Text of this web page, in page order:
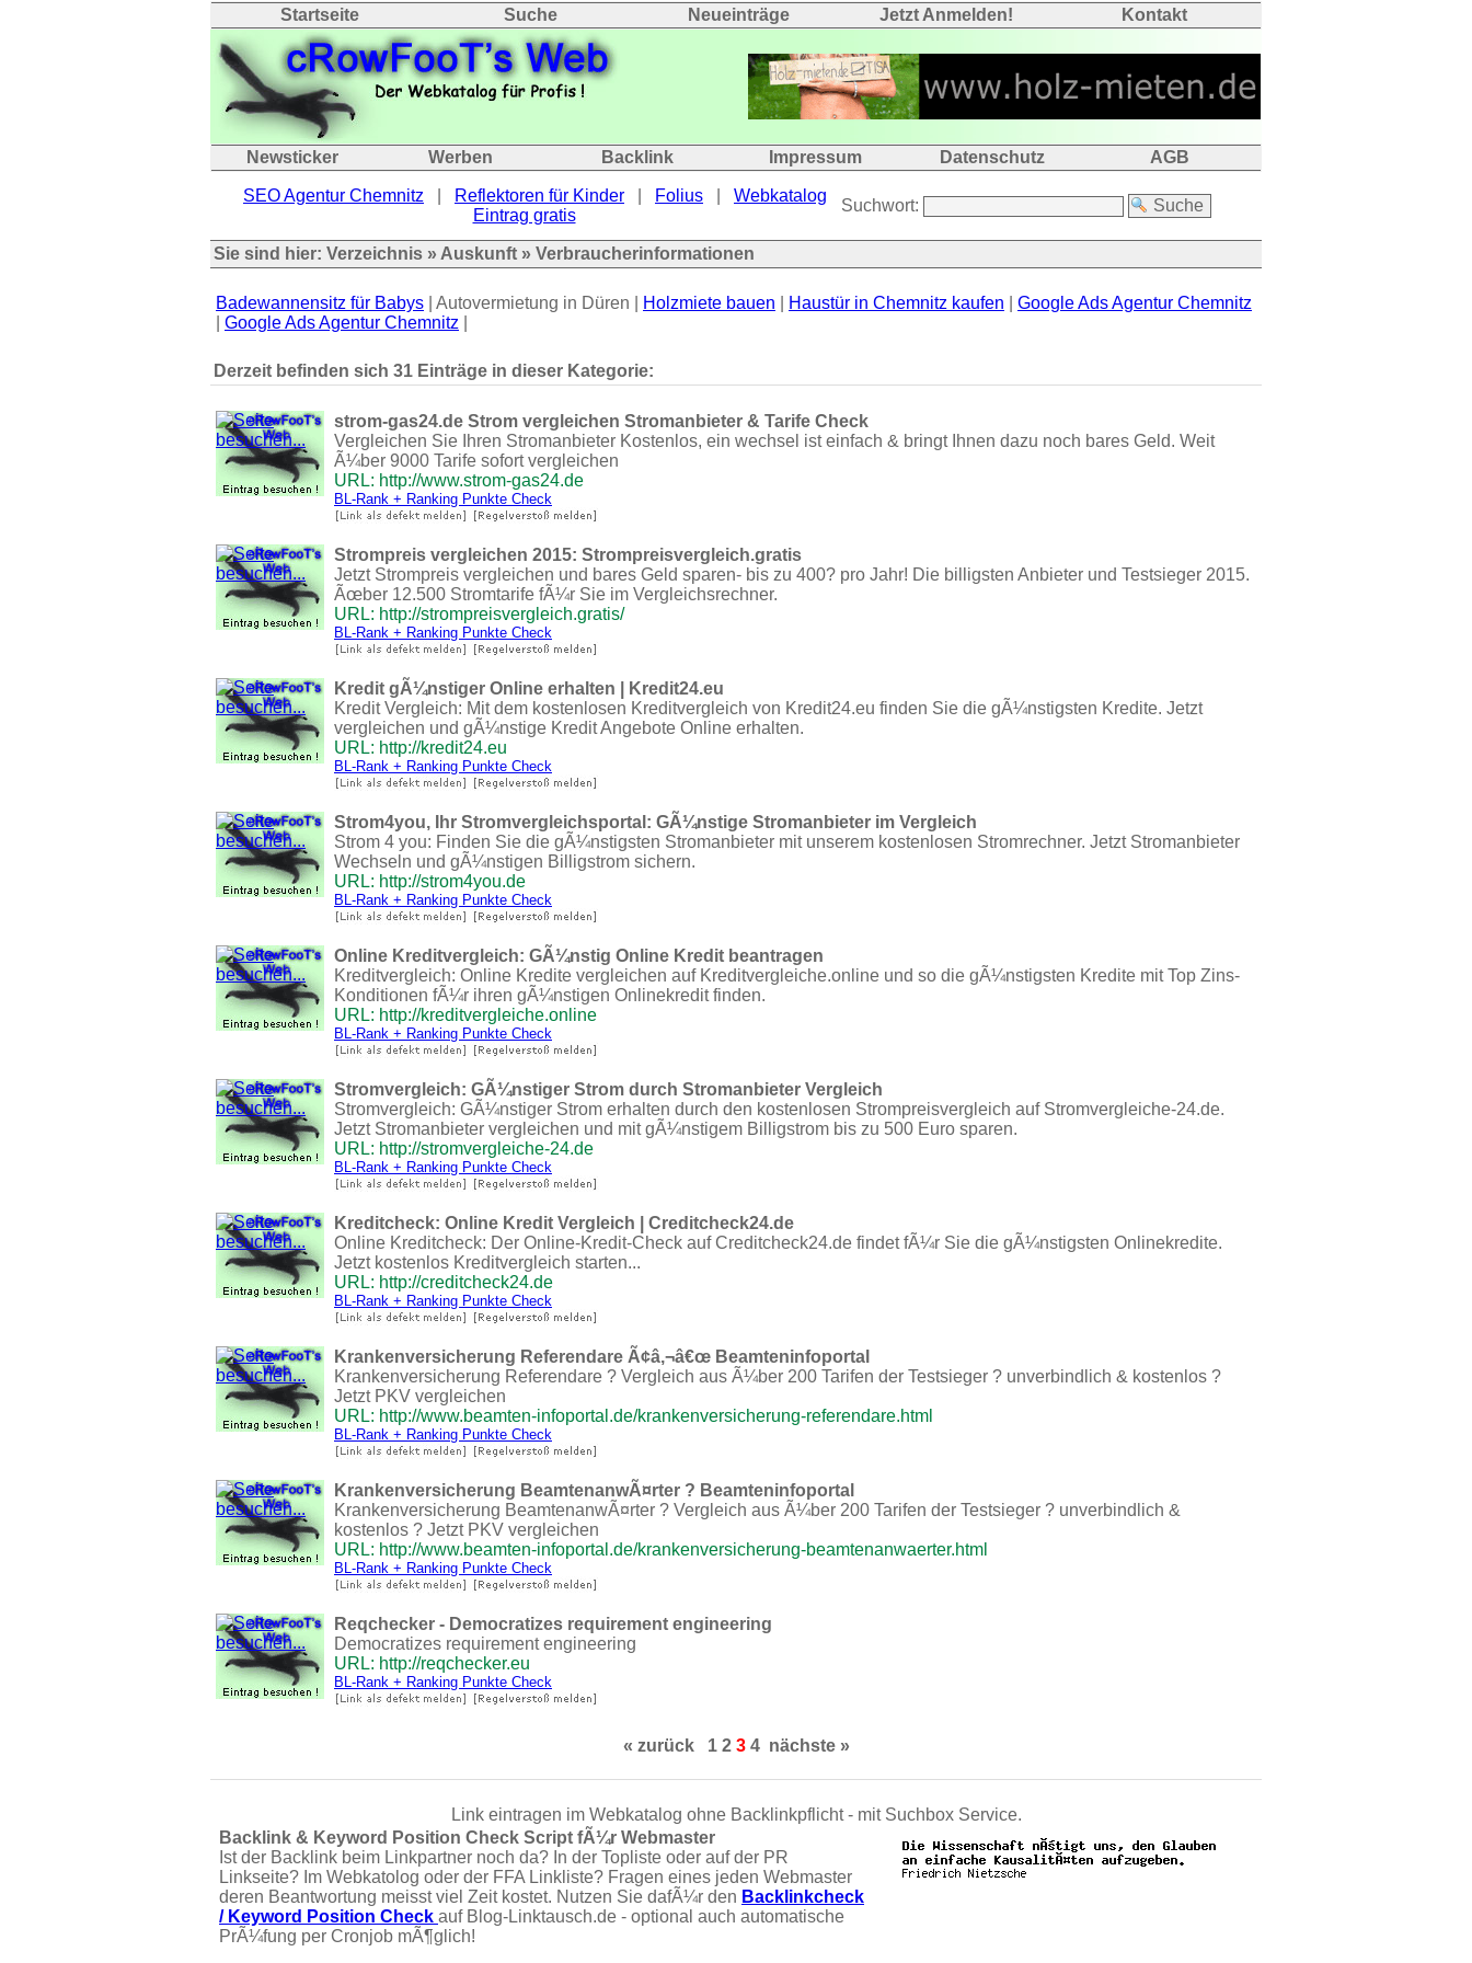
Startseite Suche Neueinträge Jetzt Anmelden! Kontakt
Newsticker Werben Backlink Impressum Datenschutz AGB
SEO Agentur Chemnitz Reflektoren für Kinder Folius
Webkatalog
Eintrag gratis
Suchwort:
Sie sind hier: Verzeichnis » Auskunft » Verbraucherinformationen
Badewannensitz für Babys | Autovermietung in Düren | Holzmiete bauen Haustür in Chemnitz kaufen
Google Ads Agentur Chemnitz
Google Ads Agentur Chemnitz
Derzeit befinden sich 31 Einträge in dieser Kategorie:
strom-gas24.de Strom vergleichen Stromanbieter & Tarife Check
Vergleichen Sie Ihren Stromanbieter Kostenlos, ein wechsel ist einfach & bringt Ihnen dazu noch bares Geld. Weit
Ã¼ber 9000 Tarife sofort vergleichen
URL: http://www.strom-gas24.de
BL-Rank + Ranking Punkte Check
Strompreis vergleichen 2015: Strompreisvergleich.gratis
Jetzt Strompreis vergleichen und bares Geld sparen- bis zu 400? pro Jahr! Die billigsten Anbieter und Testsieger 2015.
Ãœber 12.500 Stromtarife fÃ¼r Sie im Vergleichsrechner.
URL: http://strompreisvergleich.gratis/
BL-Rank + Ranking Punkte Check
Kredit gÃ¼nstiger Online erhalten | Kredit24.eu
Kredit Vergleich: Mit dem kostenlosen Kreditvergleich von Kredit24.eu finden Sie die gÃ¼nstigsten Kredite. Jetzt
vergleichen und gÃ¼nstige Kredit Angebote Online erhalten.
URL: http://kredit24.eu
BL-Rank + Ranking Punkte Check
Strom4you, Ihr Stromvergleichsportal: GÃ¼nstige Stromanbieter im Vergleich
Strom 4 you: Finden Sie die gÃ¼nstigsten Stromanbieter mit unserem kostenlosen Stromrechner. Jetzt Stromanbieter
Wechseln und gÃ¼nstigen Billigstrom sichern.
URL: http://strom4you.de
BL-Rank + Ranking Punkte Check
Online Kreditvergleich: GÃ¼nstig Online Kredit beantragen
Kreditvergleich: Online Kredite vergleichen auf Kreditvergleiche.online und so die gÃ¼nstigsten Kredite mit Top Zins-
Konditionen fÃ¼r ihren gÃ¼nstigen Onlinekredit finden.
URL: http://kreditvergleiche.online
BL-Rank + Ranking Punkte Check
Stromvergleich: GÃ¼nstiger Strom durch Stromanbieter Vergleich
Stromvergleich: GÃ¼nstiger Strom erhalten durch den kostenlosen Strompreisvergleich auf Stromvergleiche-24.de.
Jetzt Stromanbieter vergleichen und mit gÃ¼nstigem Billigstrom bis zu 500 Euro sparen.
URL: http://stromvergleiche-24.de
BL-Rank + Ranking Punkte Check
Kreditcheck: Online Kredit Vergleich | Creditcheck24.de
Online Kreditcheck: Der Online-Kredit-Check auf Creditcheck24.de findet fÃ¼r Sie die gÃ¼nstigsten Onlinekredite.
Jetzt kostenlos Kreditvergleich starten...
URL: http://creditcheck24.de
BL-Rank + Ranking Punkte Check
Krankenversicherung Referendare Ã¢â‚¬â€œ Beamteninfoportal
Krankenversicherung Referendare ? Vergleich aus Ã¼ber 200 Tarifen der Testsieger ? unverbindlich & kostenlos ?
Jetzt PKV vergleichen
URL: http://www.beamten-infoportal.de/krankenversicherung-referendare.html
BL-Rank + Ranking Punkte Check
Krankenversicherung BeamtenanwÃ¤rter ? Beamteninfoportal
Krankenversicherung BeamtenanwÃ¤rter ? Vergleich aus Ã¼ber 200 Tarifen der Testsieger ? unverbindlich &
kostenlos ? Jetzt PKV vergleichen
URL: http://www.beamten-infoportal.de/krankenversicherung-beamtenanwaerter.html
BL-Rank + Ranking Punkte Check
Reqchecker - Democratizes requirement engineering
Democratizes requirement engineering
URL: http://reqchecker.eu
BL-Rank + Ranking Punkte Check
« zurück 1 2 3 4 nächste »
Link eintragen im Webkatalog ohne Backlinkpflicht - mit Suchbox Service.
Backlink & Keyword Position Check Script fÃ¼r Webmaster
Ist der Backlink beim Linkpartner noch da? In der Topliste oder auf der PR
Linkseite? Im Webkatolog oder der FFA Linkliste? Fragen eines jeden Webmaster
deren Beantwortung meisst viel Zeit kostet. Nutzen Sie dafÃ¼r den Backlinkcheck
/ Keyword Position Check auf Blog-Linktausch.de - optional auch automatische
PrÃ¼fung per Cronjob mÃ¶glich!